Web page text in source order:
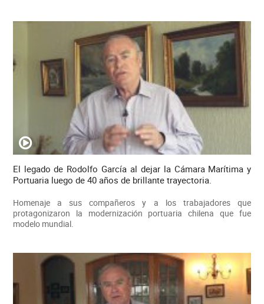
El legado de Rodolfo García al dejar la Cámara Marítima y
Portuaria luego de 40 años de brillante trayectoria.
Homenaje a sus compañeros y a los trabajadores que
protagonizaron la modernización portuaria chilena que fue
modelo mundial.